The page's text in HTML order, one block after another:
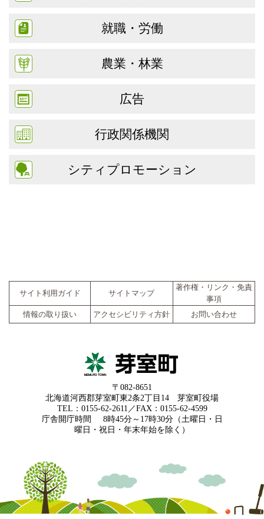
就職・労働
農業・林業
広告
行政関係機関
シティプロモーション
サイト利用ガイド サイトマップ
著作権・リンク・免責
事項
情報の取り扱い
アクセシビリティ方針 お問い合わせ
〒082-8651
北海道河西郡芽室町東2条2丁目14 芽室町役場
TEL：0155-62-2611／FAX：0155-62-4599
庁舎開庁時間
8時45分～17時30分（土曜日・日
曜日・祝日・年末年始を除く）